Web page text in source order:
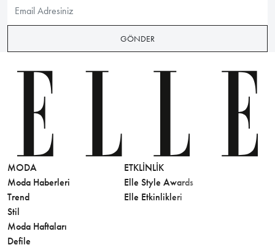
GÖNDER
MODA
Moda Haberleri
Trend
Stil
Moda Haftaları
Defile
ETKLINLIK
Elle Style Awards
Elle Etkinlikleri